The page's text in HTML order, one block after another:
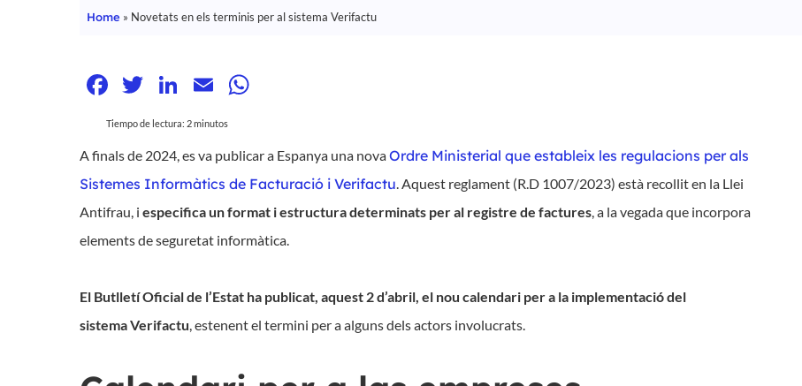
Hit enter to search or ESC to close
Home » Novetats en els terminis per al sistema Verifactu
Facebook
Twitter
LinkedIn
Email
Tiempo de lectura: 2minutos
Afinalsde 2024, esva publicar a Espanya una novaOrdre Ministerial que estableix les regulacions per als
Sistemes Informàtics de Facturació i Verifactu.Aquest reglament (R.D 1007/2023) està recolliten la Llei
Antifrau, i especifica unformat i estructuradeterminats per al registre de factures,a la vegada que incorpora
elementsdeseguretat informàtica.
El ButlletíOficial de l’Estat ha publicat, aquest 2d’abril, el nou calendari per a la implementaciódel
sistemaVerifactu,estenentel termini per aalgunsdelsactors involucrats.